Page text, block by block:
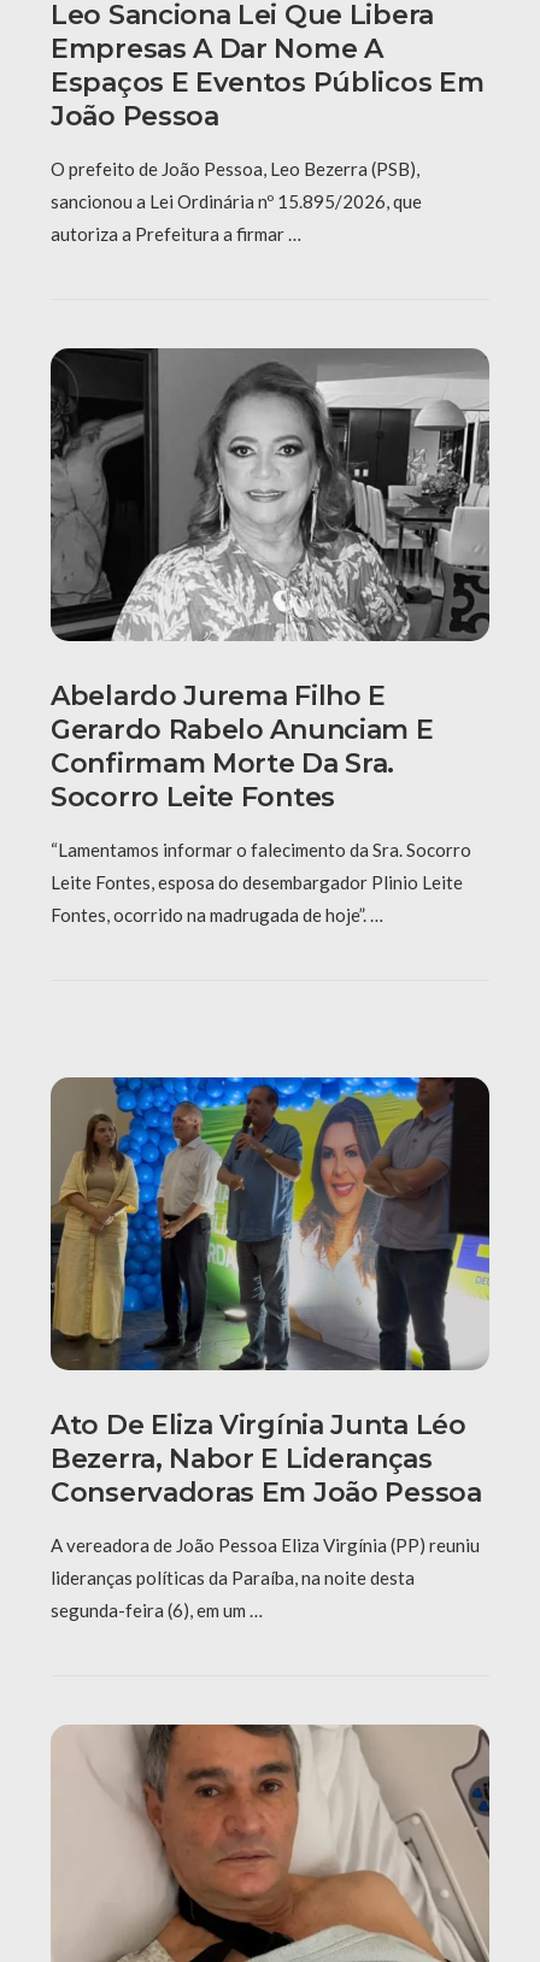
Leo Sanciona Lei Que Libera
Empresas A Dar Nome A
Espaços E Eventos Públicos Em
João Pessoa
O prefeito de João Pessoa, Leo Bezerra (PSB),
sancionou a Lei Ordinária nº 15.895/2026, que
autoriza a Prefeitura a firmar …
Abelardo Jurema Filho E
Gerardo Rabelo Anunciam E
Confirmam Morte Da Sra.
Socorro Leite Fontes
“Lamentamos informar o falecimento da Sra. Socorro
Leite Fontes, esposa do desembargador Plinio Leite
Fontes, ocorrido na madrugada de hoje”. …
Ato De Eliza Virgínia Junta Léo
Bezerra, Nabor E Lideranças
Conservadoras Em João Pessoa
A vereadora de João Pessoa Eliza Virgínia (PP) reuniu
lideranças políticas da Paraíba, na noite desta
segunda-feira (6), em um …